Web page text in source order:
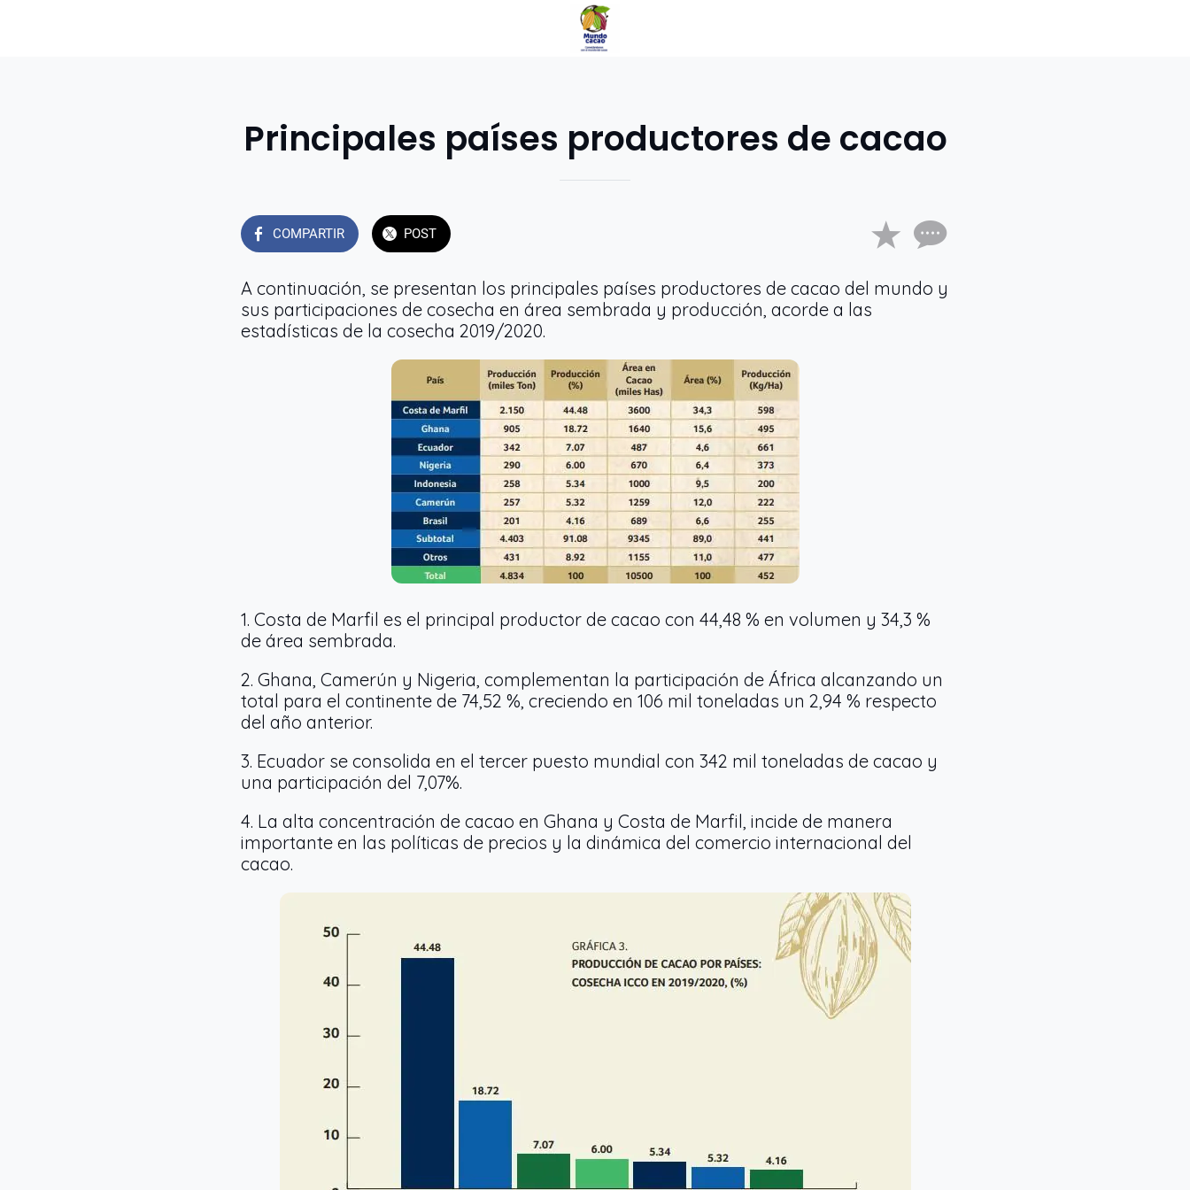
Principales países productores de cacao
COMPARTIR POST
A continuación, se presentan los principales países productores de cacao del mundo y
sus participaciones de cosecha en área sembrada y producción, acorde a las
estadísticas de la cosecha 2019/2020.
1. Costa de Marfil es el principal productor de cacao con 44,48 % en volumen y 34,3 %
de área sembrada.
2. Ghana, Camerún y Nigeria, complementan la participación de África alcanzando un
total para el continente de 74,52 %, creciendo en 106 mil toneladas un 2,94 % respecto
del año anterior.
3. Ecuador se consolida en el tercer puesto mundial con 342 mil toneladas de cacao y
una participación del 7,07%.
4. La alta concentración de cacao en Ghana y Costa de Marfil, incide de manera
importante en las políticas de precios y la dinámica del comercio internacional del
cacao.